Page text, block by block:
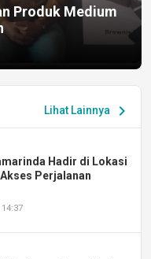
Produk Medium
Lihat Lainnya chevron_right
Hadir di Lokasi
Perjalanan